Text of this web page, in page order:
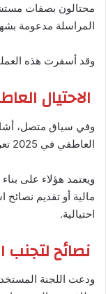
محتالون بصفات
المراسلة مدعومة
وقد أسفرت هذه العمليات
الاحتيال
العاطفي في 2025 تعرفوا على المحتالين عبر منصات التواصل.
ويعتمد هؤلاء على
مالية أو تقديم
احتيالية.
نصائح
ودعت اللجنة